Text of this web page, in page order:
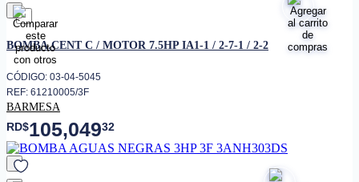
favorito
BOMBA.CENT C / MOTOR 7.5HP IA1-1 / 2-7-1 / 2-2
CÓDIGO: 03-04-5045
REF: 61210005/3F
BARMESA
RD$105,04932